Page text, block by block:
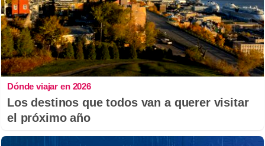
Dónde viajar en 2026
Los destinos que todos van a querer visitar
el próximo año